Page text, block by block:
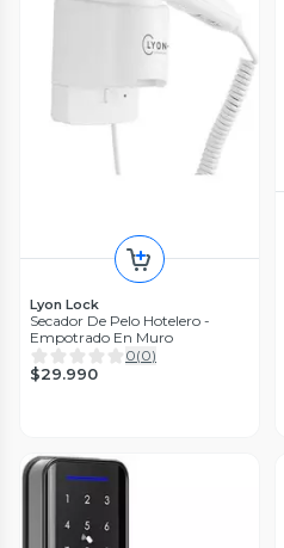
Lyon Lock
Secador De Pelo Hotelero -
Empotrado En Muro
0(0)
$29.990